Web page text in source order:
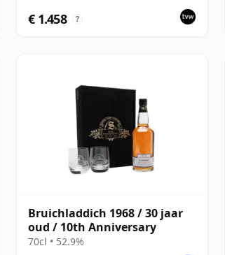
€ 1.458 ?
Bruichladdich 1968 / 30 jaar
oud / 10th Anniversary
70cl • 52.9%